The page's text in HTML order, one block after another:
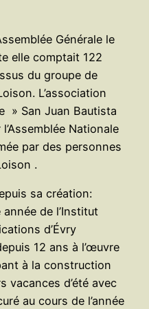
Générale le
elle comptait 122
du groupe de
L’association
» San Juan Bautista
Nationale
par des personnes
.
sa création:
de l’Institut
d’Évry
12 ans à l’œuvre
à la construction
vacances d’été avec
au cours de l’année